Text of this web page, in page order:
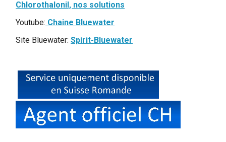
Chlorothalonil, nos solutions
Youtube: Chaine Bluewater
Site Bluewater:Spirit-Bluewater